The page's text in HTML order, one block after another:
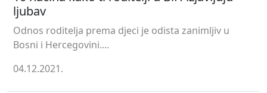
ljubav
Odnos roditelja prema djeci je odista zanimljiv u
Bosni i Hercegovini....
04.12.2021.